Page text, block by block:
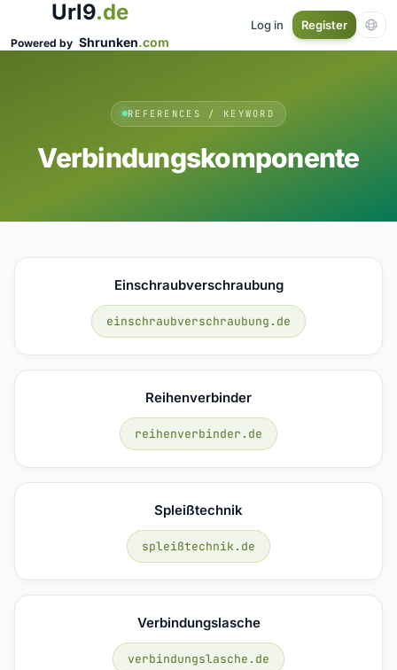
Url9.de
Powered by Shrunken.com
Log in Register
REFERENCES / KEYWORD
Verbindungskomponente
Einschraubverschraubung
einschraubverschraubung.de
Reihenverbinder
reihenverbinder.de
Spleißtechnik
spleißtechnik.de
Verbindungslasche
verbindungslasche.de